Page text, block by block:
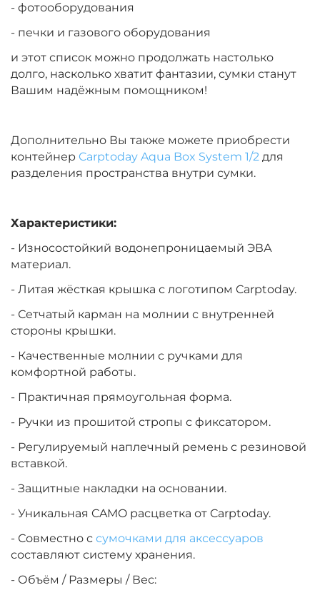
- фотооборудования
- печки и газового оборудования
и этот список можно продолжать настолько
долго, насколько хватит фантазии, сумки станут
Вашим надёжным помощником!
Дополнительно Вы также можете приобрести
контейнер Carptoday Aqua Box System 1/2 для
разделения пространства внутри сумки.
Характеристики:
- Износостойкий водонепроницаемый ЭВА
материал.
- Литая жёсткая крышка с логотипом Carptoday.
- Сетчатый карман на молнии с внутренней
стороны крышки.
- Качественные молнии с ручками для
комфортной работы.
- Практичная прямоугольная форма.
- Ручки из прошитой стропы с фиксатором.
- Регулируемый наплечный ремень с резиновой
вставкой.
- Защитные накладки на основании.
- Уникальная CAMO расцветка от Carptoday.
- Совместно с сумочками для аксессуаров
составляют систему хранения.
- Объём / Размеры / Вес: